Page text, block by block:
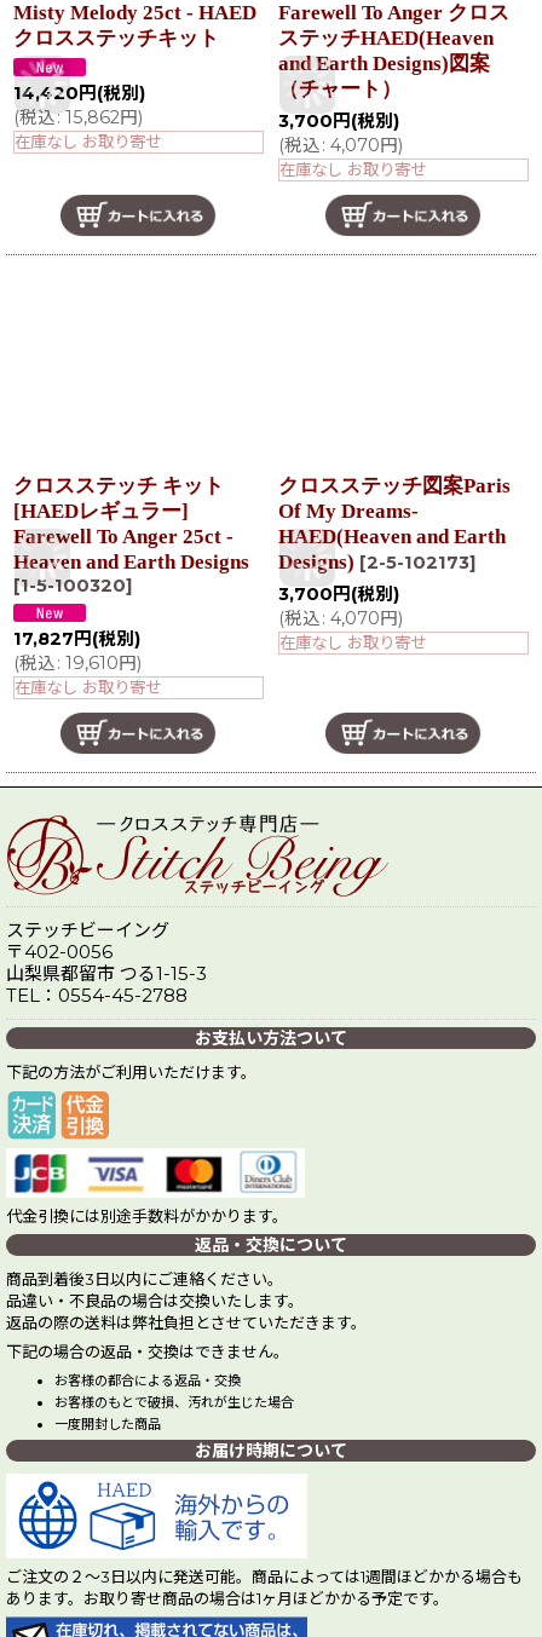
Misty Melody 25ct - HAED
クロスステッチキット
14,420 円 (税別)
(税込: 15,862円)
在庫なし お取り寄せ
Farewell To Anger クロス
ステッチHAED(Heaven
and Earth Designs)図案
（チャート）
3,700 円 (税別)
(税込: 4,070円)
在庫なし お取り寄せ
クロスステッチ キット
[HAEDレギュラー]
Farewell To Anger 25ct -
Heaven and Earth Designs
[1-5-100320]
17,827 円 (税別)
(税込: 19,610円)
在庫なし お取り寄せ
クロスステッチ図案Paris
Of My Dreams-
HAED(Heaven and Earth
Designs) [2-5-102173]
3,700 円 (税別)
(税込: 4,070円)
在庫なし お取り寄せ
ステッチビーイング
〒402-0056
山梨県都留市 つる1-15-3
TEL：0554-45-2788
お支払い方法ついて
下記の方法がご利用いただけます。
代金引換には別途手数料がかかります。
返品・交換について
商品到着後3日以内にご連絡ください。
品違い・不良品の場合は交換いたします。
返品の際の送料は弊社負担とさせていただきます。
下記の場合の返品・交換はできません。
お客様の都合による返品・交換
お客様のもとで破損、汚れが生じた場合
一度開封した商品
お届け時期について
ご注文の２～3日以内に発送可能。商品によっては1週間ほどかかる場合も
あります。お取り寄せ商品の場合は1ヶ月ほどかかる予定です。